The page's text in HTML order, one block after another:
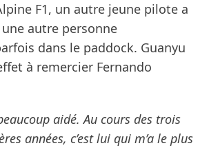
F1, un autre jeune pilote a
autre personne
dans le paddock. Guanyu
à remercier Fernando
aidé. Au cours des trois
années, c’est lui qui m’a le plus